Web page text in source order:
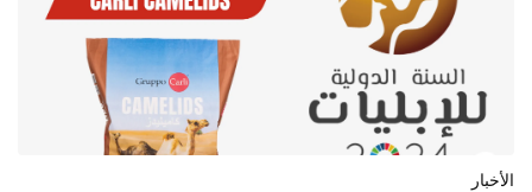
الأخبار